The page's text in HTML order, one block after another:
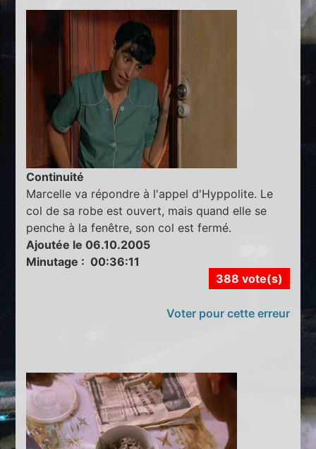
Continuité
Marcelle va répondre à l'appel d'Hyppolite. Le
col de sa robe est ouvert, mais quand elle se
penche à la fenêtre, son col est fermé.
Ajoutée le 06.10.2005
Minutage : 00:36:11
388 vote(s)
Voter pour cette erreur